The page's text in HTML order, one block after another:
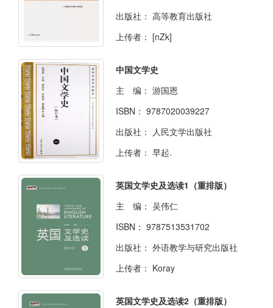
出版社： 高等教育出版社
上传者： [nZk]
中国文学史
主 编： 游国恩
ISBN： 9787020039227
出版社： 人民文学出版社
上传者： 早起.
英国文学史及选读1（重排版）
主 编： 吴伟仁
ISBN： 9787513531702
出版社： 外语教学与研究出版社
上传者： Koray
英国文学史及选读2（重排版）